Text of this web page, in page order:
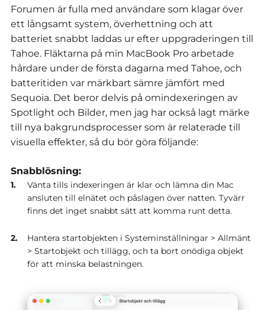
Forumen är fulla med användare som klagar över
ett långsamt system, överhettning och att
batteriet snabbt laddas ur efter uppgraderingen till
Tahoe. Fläktarna på min MacBook Pro arbetade
hårdare under de första dagarna med Tahoe, och
batteritiden var märkbart sämre jämfört med
Sequoia. Det beror delvis på omindexeringen av
Spotlight och Bilder, men jag har också lagt märke
till nya bakgrundsprocesser som är relaterade till
visuella effekter, så du bör göra följande:
Snabblösning:
Vänta tills indexeringen är klar och lämna din Mac
ansluten till elnätet och påslagen över natten. Tyvärr
finns det inget snabbt sätt att komma runt detta.
Hantera startobjekten i Systeminställningar > Allmänt
> Startobjekt och tillägg, och ta bort onödiga objekt
för att minska belastningen.